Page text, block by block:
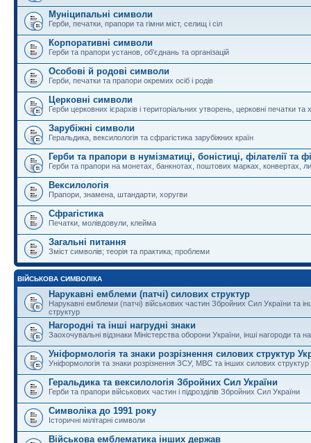
Муніципальні символи
Герби, печатки, прапори та гімни міст, селищ і сіл
Корпоративні символи
Герби та прапори установ, об'єднань та організацій
Особові й родові символи
Герби, печатки та прапори окремих осіб і родів
Церковні символи
Герби церковних ієрархів і територіальних утворень, церковні печатки та
Зарубіжні символи
Геральдика, вексилологія та сфрагістика зарубіжних країн
Герби та прапори в нумізматиці, боністиці, філателії та
Герби та прапори на монетах, банкнотах, поштових марках, конвертах,
Вексилологія
Прапори, знамена, штандарти, хоругви
Сфрагістика
Печатки, молівдовули, клейма
Загальні питання
Зміст символів; теорія та практика; проблеми
ВІЙСЬКОВА СИМВОЛІКА
Нарукавні емблеми (патчі) силових структур
Нарукавні емблеми (патчі) військових частин Збройних Сил України та
структур
Нагородні та інші нагрудні знаки
Заохочувальні відзнаки Міністерства оборони України, інші нагороди та
Уніформологія та знаки розрізнення силових структур
Уніформологія та знаки розрізнення ЗСУ, МВС та інших силових структур
Геральдика та вексилологія Збройних Сил України
Герби та прапори військових частин і підрозділів Збройних Сил України
Символіка до 1991 року
Історичні мілітарні символи
Військова емблематика інших держав